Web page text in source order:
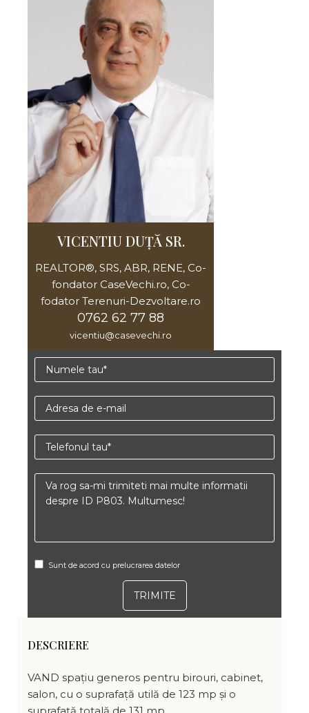
VICENTIU DUȚĂ SR.
REALTOR®️, SRS, ABR, RENE, Co-
fondator CaseVechi.ro, Co-
fodator Terenuri-Dezvoltare.ro
0762 62 77 88
vicentiu@casevechi.ro
Sunt de acord cu prelucrarea datelor
DESCRIERE
VAND spațiu generos pentru birouri, cabinet,
salon, cu o suprafață utilă de 123 mp și o